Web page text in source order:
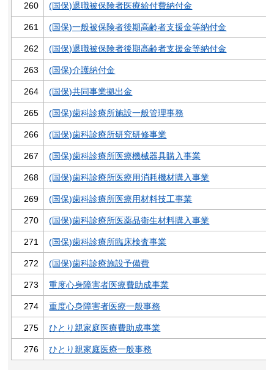
260 (国保)退職被保険者医療給付費納付金
261 (国保)一般被保険者後期高齢者支援金等納付金
262 (国保)退職被保険者後期高齢者支援金等納付金
263 (国保)介護納付金
264 (国保)共同事業拠出金
265 (国保)歯科診療所施設一般管理事務
266 (国保)歯科診療所研究研修事業
267 (国保)歯科診療所医療機械器具購入事業
268 (国保)歯科診療所医療用消耗機材購入事業
269 (国保)歯科診療所医療用材料技工事業
270 (国保)歯科診療所医薬品衛生材料購入事業
271 (国保)歯科診療所臨床検査事業
272 (国保)歯科診療施設予備費
273 重度心身障害者医療費助成事業
274 重度心身障害者医療一般事務
275 ひとり親家庭医療費助成事業
276 ひとり親家庭医療一般事務